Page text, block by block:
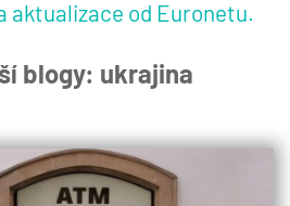
aktualizace od Euronetu.
blogy: ukrajina